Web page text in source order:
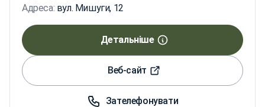
Адреса: вул. Мишуги, 12
Детальніше
Веб-сайт
Зателефонувати